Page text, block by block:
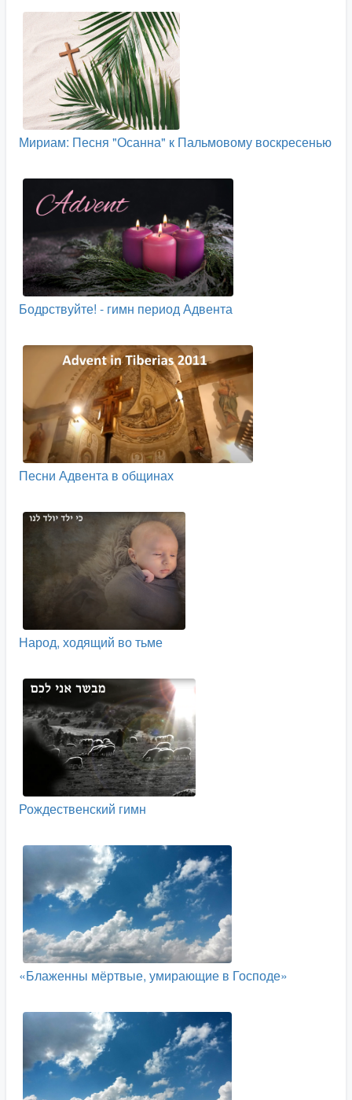
Мириам: Песня "Осанна" к Пальмовому воскресенью
Бодрствуйте! - гимн период Адвента
Песни Адвента в общинах
Народ, ходящий во тьме
Рождественский гимн
«Блаженны мёртвые, умирающие в Господе»